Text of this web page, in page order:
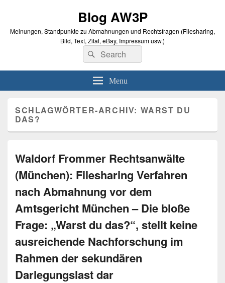
Blog AW3P
Meinungen, Standpunkte zu Abmahnungen und Rechtsfragen (Filesharing,
Bild, Text, Zitat, eBay, Impressum usw.)
Search
for:
Suche
Menu
SCHLAGWÖRTER-ARCHIV: WARST DU
DAS?
Waldorf Frommer Rechtsanwälte
(München): Filesharing Verfahren
nach Abmahnung vor dem
Amtsgericht München – Die bloße
Frage: „Warst du das?“, stellt keine
ausreichende Nachforschung im
Rahmen der sekundären
Darlegungslast dar